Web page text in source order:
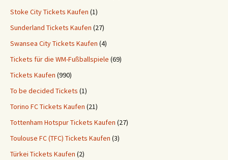
Stoke City Tickets Kaufen (1)
Sunderland Tickets Kaufen (27)
Swansea City Tickets Kaufen (4)
Tickets für die WM-Fußballspiele (69)
Tickets Kaufen (990)
To be decided Tickets (1)
Torino FC Tickets Kaufen (21)
Tottenham Hotspur Tickets Kaufen (27)
Toulouse FC (TFC) Tickets Kaufen (3)
Türkei Tickets Kaufen (2)